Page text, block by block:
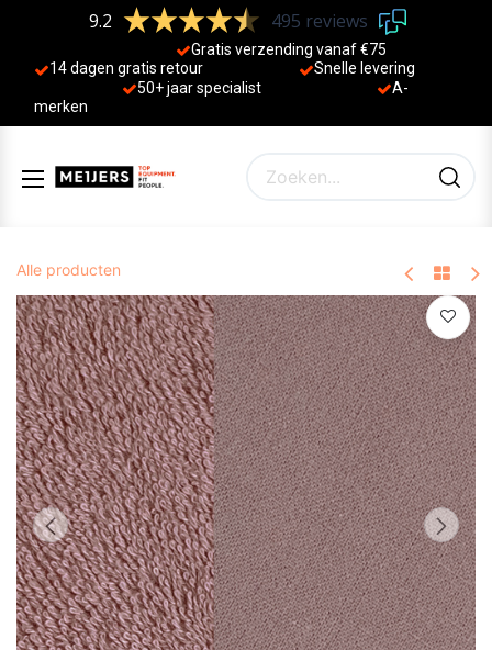
9.2 495 reviews
Gratis verzending vanaf €75
14 dagen gratis retour
Sne lle levering
50+ jaar specialist
A-
merken
Alle producten